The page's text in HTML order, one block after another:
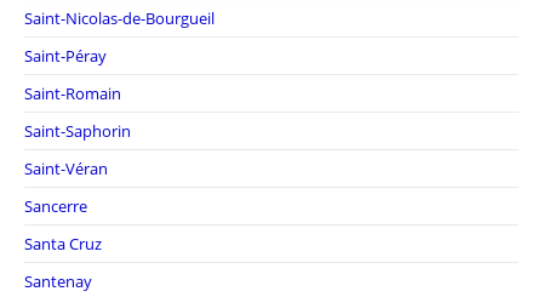
Saint-Nicolas-de-Bourgueil
Saint-Péray
Saint-Romain
Saint-Saphorin
Saint-Véran
Sancerre
Santa Cruz
Santenay